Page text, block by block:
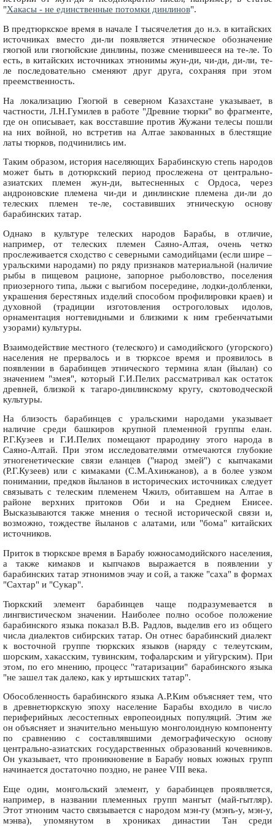
"Хакасы - не единственные потомки динлинов".
В предтюркское время в начале I тысячелетия до н.э. в китайских
источниках вместо ди-ли появляется этническое обозначение
гяогюй или гяогюйские динлины, позже сменившееся на те-ле. То
есть, в китайских источниках этнонимы жун-ди, чи-ди, ди-ли, те-
ле последовательно сменяют друг друга, сохраняя при этом
преемственность.
На локализацию Гяогюй в северном Казахстане указывает, в
частности, Л.Н.Гумилев в работе "Древние тюрки" во фрагменте,
где он описывает, как восставшие против Жужани телесы пошли
на них войной, но встретив на Алтае закованных в блестящие
латы тюрков, подчинились им.
Таким образом, история населяющих Барабинскую степь народов
может быть в дотюркский период прослежена от центрально-
азиатских племен жун-ди, вытесненных с Ордоса, через
андроновские племена чи-ди и динлинские племена ди-ли до
телеских племен те-ле, составивших этническую основу
барабинских татар.
Однако в культуре телеских народов Барабы, в отличие,
например, от телеских племен Саяно-Алтая, очень четко
прослеживается сходство с северными самодийцами (если шире –
уральскими народами) по ряду признаков материальной (наличие
рыбы в пищевом рационе, запорное рыболовство, поселения
приозерного типа, лыжи с выгибом посередине, лодки-долбленки,
украшения берестяных изделий способом профилировки краев) и
духовной (традиции изготовления остроголовых идолов,
орнаментация ногтевидными и близкими к ним гребенчатыми
узорами) культуры.
Взаимодействие местного (телеского) и самодийского (угорского)
населения не прервалось и в тюрксое время и проявилось в
появлении в барабинцев этнического термина ялан (йылан) со
значением "змея", который Г.И.Пелих рассматривал как остаток
древней, близкой к тагаро-динлинскому кругу, скотоводческой
культуры.
На близость барабинцев с уральскими народами указывает
наличие среди башкиров крупной племенной группы елан.
Р.Г.Кузеев и Г.И.Пелих помещают прародину этого народа в
Саяно-Алтай. При этом исследователями отмечаются глубокие
этногенетические связи еланцев ("народ змей") с кыпчаками
(Р.Г.Кузеев) или с кимаками (С.М.Ахинжанов), а в более узком
понимании, предков йыланов в исторических источниках следует
связывать с телеским племенем Чжилэ, обитавшем на Алтае в
районе верхних притоков Оби и на Среднем Енисее.
Высказываются также мнения о тесной исторической связи и,
возможно, тождестве йыланов с алатами, или "бома" китайских
источников.
Приток в тюркское время в Барабу южносамодийского населения,
а также кимаков и кыпчаков выражается в появлении у
барабинских татар этнонимов эчау и сой, а также "саха" в формах
"Сахтар" и "Сукар".
Тюркский элемент барабинцев чаще подразумевается в
лингвистическом значении. Наиболее полно особое положение
барабинского языка показал В.В. Радлов, выделив его из общего
числа диалектов сибирских татар. Он отнес барабинский диалект
к восточной группе тюркских языков (наряду с телеутским,
шорским, хакасским, тувинским, тофаларским и уйгурским). При
этом, по его мнению, процесс "татаризации" барабинского языка
"не зашел так далеко, как у иртышских татар".
Обособленность барабинского языка А.Р.Ким объясняет тем, что
в древнетюркскую эпоху население Барабы входило в число
периферийных лесостепных европеоидных популяций. Этим же
он объясняет и значительно меньшую монголоидную компоненту
по сравнению с составлявшими демографическую основу
центрально-азиатских государственных образований кочевников.
Он указывает, что проникновение в Барабу новых южных групп
начинается достаточно поздно, не ранее VIII века.
Еще один, монгольский элемент, у барабинцев проявляется,
например, в названии племенных групп мангыт (май-гытляр).
Этот этноним часто связывается с народом мэн-гу (мэнъ-у, мэн-у,
мэнва), упомянутом в хрониках династии Тан среди